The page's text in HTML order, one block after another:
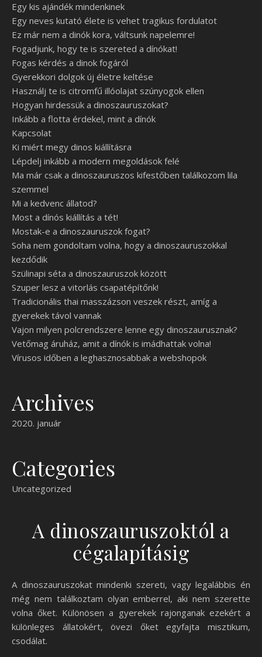
Egy kis ajándék mindenkinek
Egy neves kutató élete is vehet tragikus fordulatot
Ez már nem a dinók kora, váltsunk napelemre!
Fogadjunk, hogy te is szereted a dínókat!
Fogas kérdés a dinok fogáról
Gyerekkori dolgok új életre keltése
Használj te is citromfű illóolajat szúnyogok ellen
Hogyan hirdessük a dinoszauruszokat?
Inkább a flotta érdekel, mint a dínók
Kapcsolat
Ki miért megy dinos kiállításra
Lépdelj inkább a modern megoldások felé
Ma már csak a dinoszauruszos kifestőben találkozom lila
szemmel
Mi a kedvenc állatod?
Most a dínós kiállítás a tét!
Mostak-e a dinoszauruszok fogat?
Soha nem gondoltam volna, hogy a dinoszauruszokkal
kezdődik
Szülinapi séta a dinoszauruszok között
Szuper lesz a vitorlás csapatépítőnk!
Tradicionális thai masszázson veszek részt, amíg a
gyerekek távol vannak
Vajon milyen polcrendszere lenne egy dinoszaurusznak?
Vetőmag áruház, amit a dínók is imádhattak volna!
Vírusos időben a leghasznosabbak a webshopok
Archives
2020. január
Categories
Uncategorized
A dinoszauruszoktól a
cégalapításig
A dinoszauruszokat mindenki szereti, vagy legalábbis én
még nem találkoztam olyan emberrel, aki nem szerette
volna őket. Különösen a gyerekek rajonganak ezekért a
különleges állatokért, övezi őket egyfajta misztikum,
csodálat.